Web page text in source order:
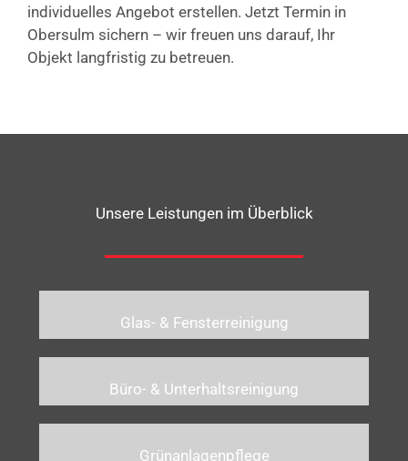
individuelles Angebot erstellen. Jetzt Termin in
Obersulm sichern – wir freuen uns darauf, Ihr
Objekt langfristig zu betreuen.
Unsere Leistungen im Überblick
Glas- & Fensterreinigung
Büro- & Unterhaltsreinigung
Grünanlagenpflege